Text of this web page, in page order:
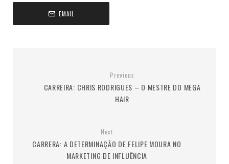
EMAIL
Previous
CARREIRA: CHRIS RODRIGUES – O MESTRE DO MEGA
HAIR
Next
CARRERA: A DETERMINAÇÃO DE FELIPE MOURA NO
MARKETING DE INFLUÊNCIA